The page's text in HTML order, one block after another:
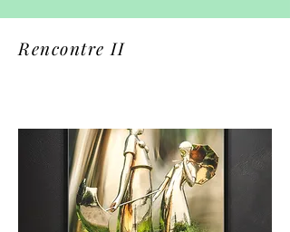
Rencontre II